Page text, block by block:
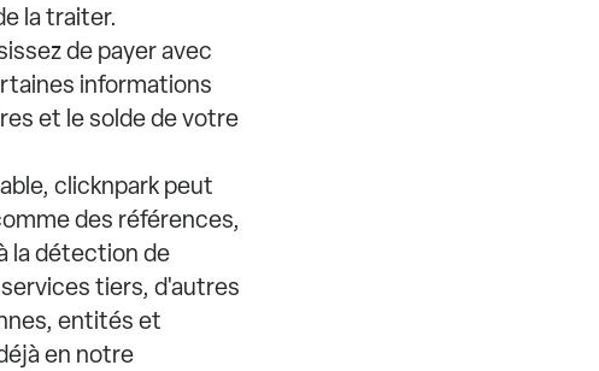
la traiter.
de payer avec
informations
et le solde de votre
clicknpark peut
des références,
la détection de
tiers, d'autres
entités et
en notre